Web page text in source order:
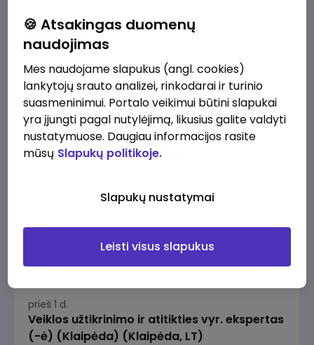
2610 - 3910 €/mėn.
prieš 1 d.
Veiklos užtikrinimo ir atitikties vyr. ekspertas
(-ė) (Kaunas) (Kaunas, LT)
prieš 1 d.
Veiklos užtikrinimo ir atitikties vyr. ekspertas
(-ė) (Klaipėda) (Klaipėda, LT)
🍪 Atsakingas duomenų
naudojimas
Mes naudojame slapukus (angl. cookies)
lankytojų srauto analizei, rinkodarai ir turinio
suasmeninimui. Portalo veikimui būtini slapukai
yra įjungti pagal nutylėjimą, likusius galite valdyti
nustatymuose. Daugiau informacijos rasite
mūsų Slapukų politikoje.
Slapukų nustatymai
Leisti visus slapukus